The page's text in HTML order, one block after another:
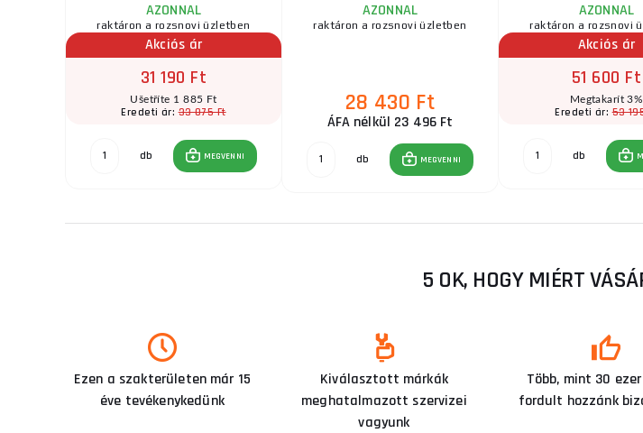
AZONNAL
raktáron a rozsnovi üzletben
Akciós ár
31 190 Ft
Ušetříte 1 885 Ft
Eredeti ár:33 075 Ft
db MEGVENNI
AZONNAL
raktáron a rozsnovi üzletben
28 430 Ft
ÁFA nélkül 23 496 Ft
db MEGVENNI
AZONNAL
raktáron a rozsnovi
Akciós ár
51 600 Ft
Megtakarít 3%
Eredeti ár:53
db
5 OK, HOGY MIÉRT
Ezen a szakterületen már 15
éve tevékenykedünk
Kiválasztott márkák
meghatalmazott szervizei
vagyunk
Több, mint 30
fordult hozzánk